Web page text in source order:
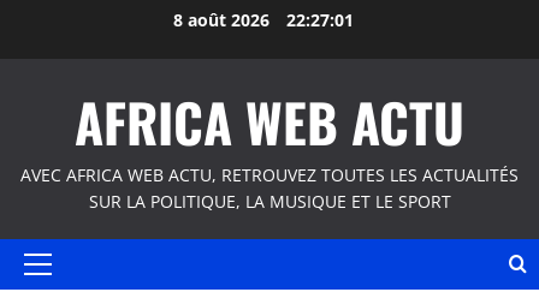
8 août 2026 22:27:02
AFRICA WEB ACTU
AVEC AFRICA WEB ACTU, RETROUVEZ TOUTES LES ACTUALITÉS
SUR LA POLITIQUE, LA MUSIQUE ET LE SPORT
Menu